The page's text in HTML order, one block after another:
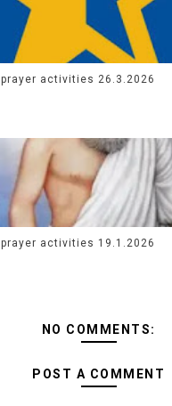
activities 26.3.2026
activities 19.1.2026
NO COMMENTS:
POST A COMMENT